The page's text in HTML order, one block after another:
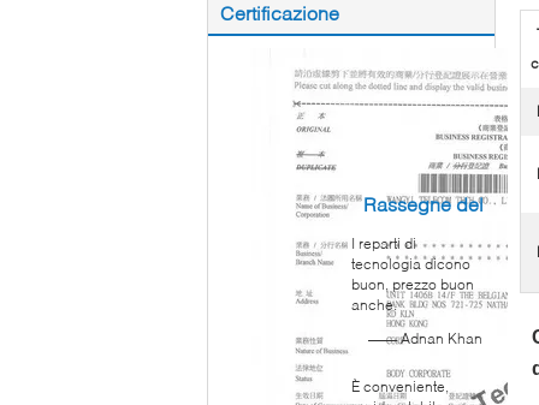
Certificazione
Rassegne del
cliente
I reparti di
tecnologia dicono
buon, prezzo buon
anche.
—— Adnan Khan
È conveniente,